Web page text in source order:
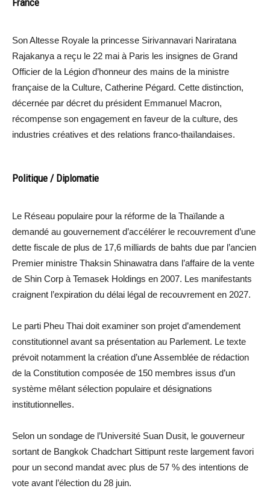
Son Altesse Royale la princesse Sirivannavari Nariratana
Rajakanya a reçu le 22 mai à Paris les insignes de Grand
Officier de la Légion d’honneur des mains de la ministre
française de la Culture, Catherine Pégard. Cette distinction,
décernée par décret du président Emmanuel Macron,
récompense son engagement en faveur de la culture, des
industries créatives et des relations franco-thaïlandaises.
Politique / Diplomatie
Le Réseau populaire pour la réforme de la Thaïlande a
demandé au gouvernement d’accélérer le recouvrement d’une
dette fiscale de plus de 17,6 milliards de bahts due par l’ancien
Premier ministre Thaksin Shinawatra dans l’affaire de la vente
de Shin Corp à Temasek Holdings en 2007. Les manifestants
craignent l’expiration du délai légal de recouvrement en 2027.
Le parti Pheu Thai doit examiner son projet d’amendement
constitutionnel avant sa présentation au Parlement. Le texte
prévoit notamment la création d’une Assemblée de rédaction
de la Constitution composée de 150 membres issus d’un
système mêlant sélection populaire et désignations
institutionnelles.
Selon un sondage de l’Université Suan Dusit, le gouverneur
sortant de Bangkok Chadchart Sittipunt reste largement favori
pour un second mandat avec plus de 57 % des intentions de
vote avant l’élection du 28 juin.